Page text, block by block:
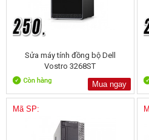
Sửa máy tính đồng bộ Dell
Vostro 3268ST
Mua ngay
Mã SP: